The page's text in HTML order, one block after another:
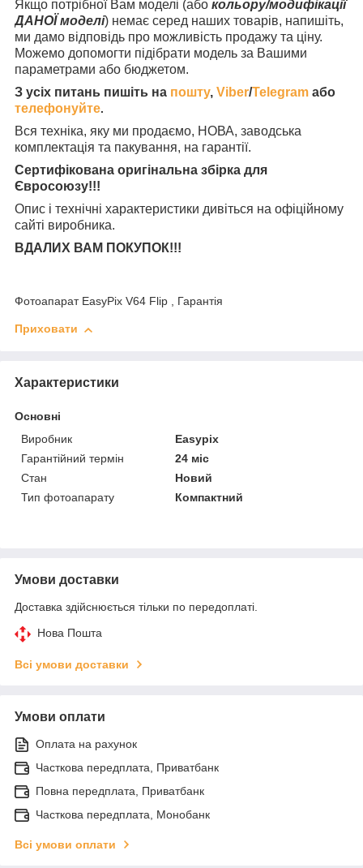
Якщо потрібної Вам моделі (або кольору/модифікації
ДАНОЇ моделі) немає серед наших товарів, напишіть,
ми дамо відповідь про можливість продажу та ціну.
Можемо допомогти підібрати модель за Вашими
параметрами або бюджетом.
З усіх питань пишіть на пошту, Viber/Telegram або
телефонуйте.
Вся техніка, яку ми продаємо, НОВА, заводська
комплектація та пакування, на гарантії.
Сертифікована оригінальна збірка для
Євросоюзу!!!
Опис і технічні характеристики дивіться на офіційному
сайті виробника.
ВДАЛИХ ВАМ ПОКУПОК!!!
Фотоапарат EasyPix V64 Flip , Гарантія
Приховати
Характеристики
Основні
Виробник
Easypix
Гарантійний термін
24 міс
Стан
Новий
Тип фотоапарату
Компактний
Умови доставки
Доставка здійснюється тільки по передоплаті.
Нова Пошта
Всі умови доставки
Умови оплати
Оплата на рахунок
Часткова передплата, Приватбанк
Повна передплата, Приватбанк
Часткова передплата, Монобанк
Всі умови оплати